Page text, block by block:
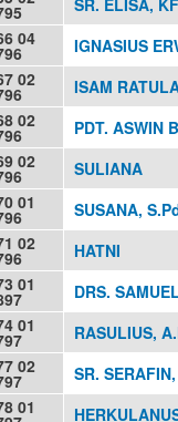
04
IGNASIUS
02
ISAM
02
PDT. ASWIN
02
SULIANA
01
SUSANA,
02
HATNI
01
DRS.
01
RASULIUS,
02
SR.
01